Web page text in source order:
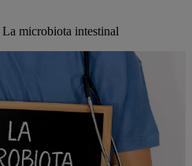
La microbiota intestinal